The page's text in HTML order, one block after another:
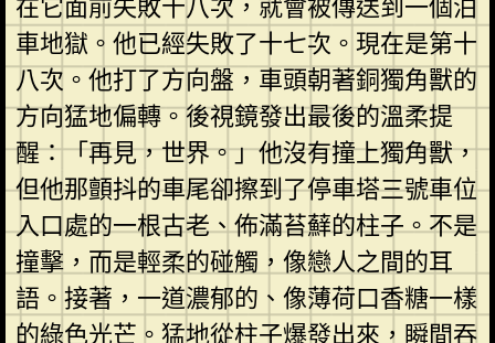
在它面前失敗十八次，就會被傳送到一個泊
車地獄。他已經失敗了十七次。現在是第十
八次。他打了方向盤，車頭朝著銅獨角獸的
方向猛地偏轉。後視鏡發出最後的溫柔提
醒：「再見，世界。」他沒有撞上獨角獸，
但他那顫抖的車尾卻擦到了停車塔三號車位
入口處的一根古老、佈滿苔蘚的柱子。不是
撞擊，而是輕柔的碰觸，像戀人之間的耳
語。接著，一道濃郁的、像薄荷口香糖一樣
的綠色光芒。猛地從柱子爆發出來，瞬間吞